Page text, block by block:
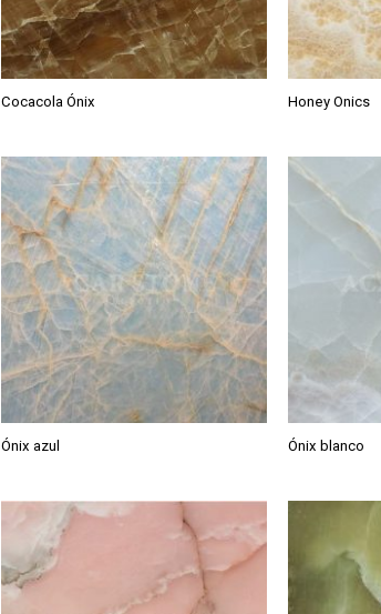
Cocacola Ónix Honey Onics
Ónix azul Ónix blanco